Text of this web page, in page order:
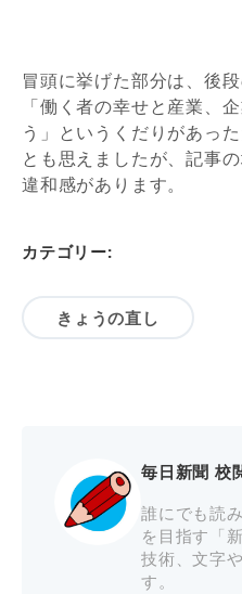
冒頭に挙げた部分は、後
「働く者の幸せと産業、
う」というくだりがあっ
とも思えましたが、記事
違和感があります。
カテゴリー:
きょうの直し
毎日新聞 校
誰にでも読
を目指す「
技術、文字
す。